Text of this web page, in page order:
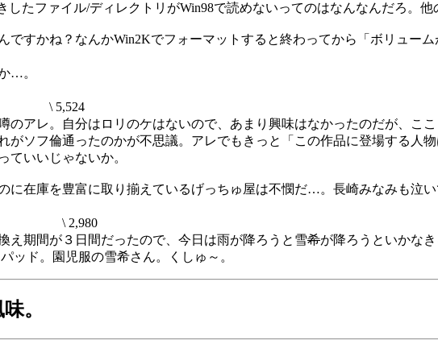
したファイル/ディレクトリがWin98で読めないってのはなんなんだろ。他
すかね？なんかWin2Kでフォーマットすると終わってから「ボリュー
…。
ん \ 5,524
のアレ。自分はロリのケはないので、あまり興味はなかったのだが、こ
がソフ倫通ったのかが不思議。アレでもきっと「この作品に登場する人
ていいじゃないか。
に在庫を豊富に取り揃えているげっちゅ屋は不憫だ…。長崎みなみも泣い
スク \ 2,980
え期間が３日間だったので、今日は雨が降ろうと雪希が降ろうといかな
ッド。園児服の雪希さん。くしゅ～。
。